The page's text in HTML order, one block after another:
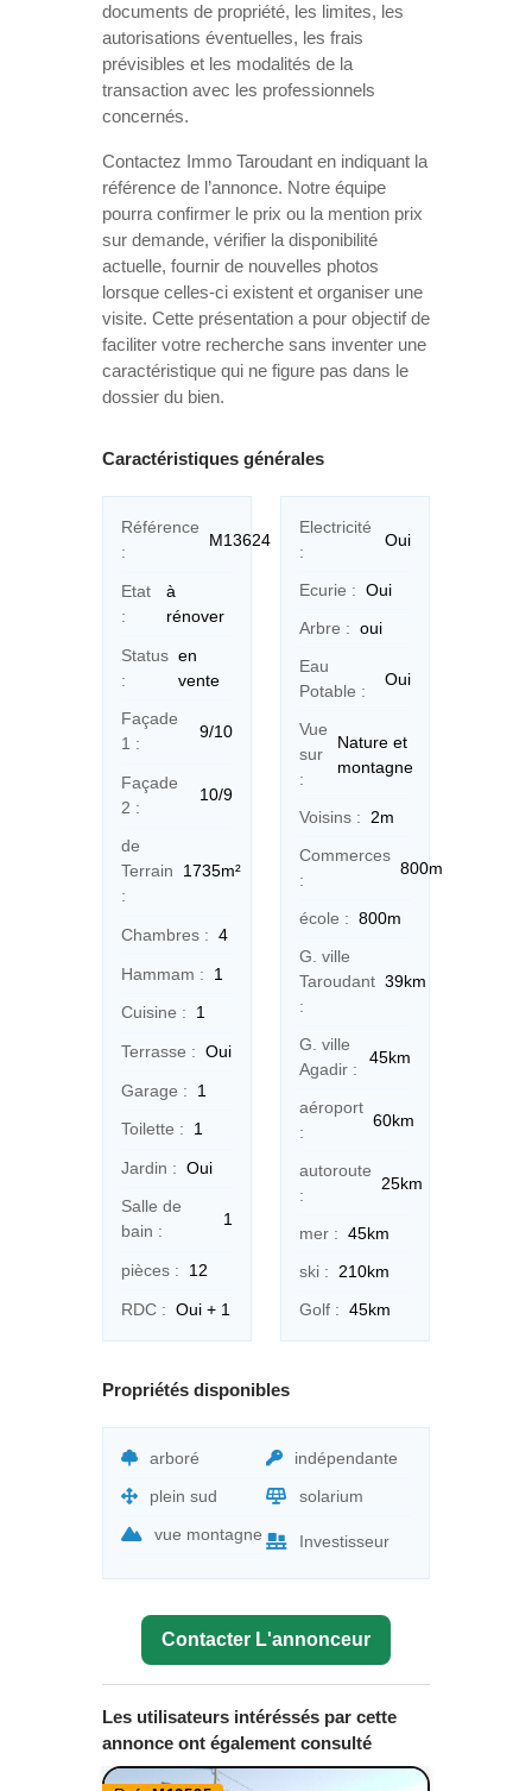
documents de propriété, les limites, les
autorisations éventuelles, les frais
prévisibles et les modalités de la
transaction avec les professionnels
concernés.
Contactez Immo Taroudant en indiquant la
référence de l’annonce. Notre équipe
pourra confirmer le prix ou la mention prix
sur demande, vérifier la disponibilité
actuelle, fournir de nouvelles photos
lorsque celles-ci existent et organiser une
visite. Cette présentation a pour objectif de
faciliter votre recherche sans inventer une
caractéristique qui ne figure pas dans le
dossier du bien.
Caractéristiques générales
Référence
:
M13624
Etat
:
à
rénover
Status
:
en
vente
Façade
1 :
9/10
Façade
2 :
10/9
de
Terrain
:
1735m²
Chambres : 4
Hammam : 1
Cuisine : 1
Terrasse : Oui
Garage : 1
Toilette : 1
Jardin : Oui
Salle de
bain :
1
pièces : 12
RDC : Oui + 1
Electricité
:
Oui
Ecurie : Oui
Arbre : oui
Eau
Potable :
Oui
Vue
sur
:
Nature et
montagne
Voisins :
2m
Commerces
:
800m
école : 800m
G. ville
Taroudant
:
39km
G. ville
Agadir :
45km
aéroport
:
60km
autoroute
:
25km
mer : 45km
ski :
210km
Golf : 45km
Propriétés disponibles
arboré
indépendante
plein sud
solarium
vue montagne
Investisseur
Contacter L'annonceur
Les utilisateurs intéréssés par cette
annonce ont également consulté